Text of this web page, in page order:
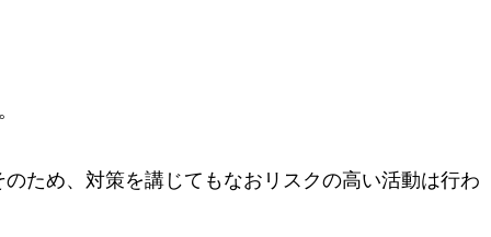
ため、対策を講じてもなおリスクの高い活動は行わ